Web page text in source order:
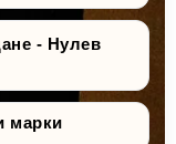
- Нулев
марки